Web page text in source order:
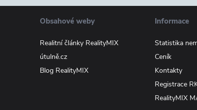
Obsahové weby
Realitní články RealityMIX
útulně.cz
Blog RealityMIX
Informace
Statistika
Ceník
Kontakty
Registrace
RealityMIX